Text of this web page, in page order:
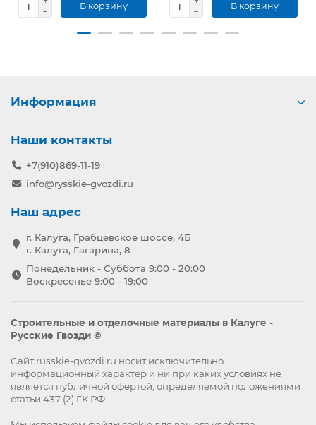
В корзину В корзину
Информация
Наши контакты
+7(910)869-11-19
info@rysskie-gvozdi.ru
Наш адрес
г. Калуга, Грабцевское шоссе, 4Б
г. Калуга, Гагарина, 8
Понедельник - Суббота 9:00 - 20:00
Воскресенье 9:00 - 19:00
Строительные и отделочные материалы в Калуге -
Русские Гвозди ©
Сайт russkie-gvozdi.ru носит исключительно
информационный характер и ни при каких условиях не
является публичной офертой, определяемой положениями
статьи 437 (2) ГК РФ